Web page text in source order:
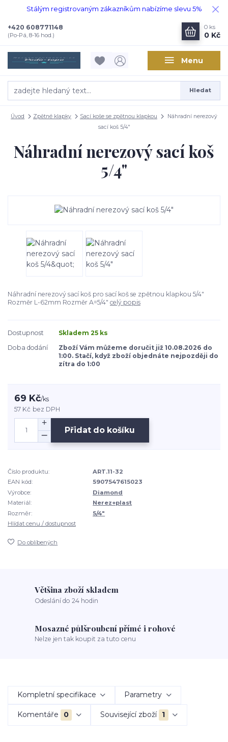
Stálým registrovaným zákazníkům nabízíme slevu 5%
Menu
Hledat
+420 608771148
(Po-Pá, 8-16 hod.)
0 ks
0 Kč
Úvod Zpětné klapky Sací koše se zpětnou klapkou
Náhradní nerezový
sací koš 5/4"
Náhradní nerezový sací koš
5/4"
Náhradní nerezový sací koš pro sací koš se zpětnou klapkou 5/4"
Rozměr L-62mm Rozměr A=5/4" celý popis
Dostupnost
Skladem 25 ks
Doba dodání
Zboží Vám můžeme doručit již 10.08.2026 do
1:00. Stačí, když zboží objednáte nejpozději do
zítra do 1:00
69 Kč/ks
57 Kč bez DPH
Přidat do košíku
Číslo produktu:
ART.11-32
EAN kód:
5907547615023
Výrobce:
Diamond
Materiál:
Nerez+plast
Rozměr:
5/4"
Hlídat cenu / dostupnost
Do oblíbených
Většina zboží skladem
Odeslání do 24 hodin
Mosazné půlšroubení přímé i rohové
Nelze jen tak koupit za tuto cenu
Kompletní specifikace Parametry
Komentáře 0 Související zboží 1